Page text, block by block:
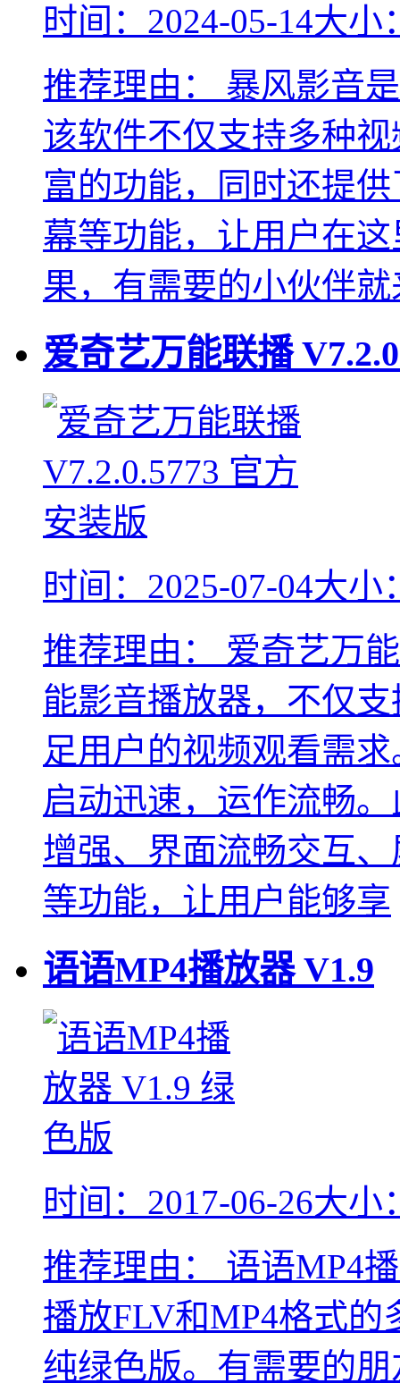
时间：2024-05-14大小
推荐理由：
暴风影音
该软件不仅支持多种
富的功能，同时还提
幕等功能，让用户在
果，有需要的小伙伴
爱奇艺万能联播
时间：2025-07-04大小
推荐理由：
爱奇艺万
能影音播放器，不仅
足用户的视频观看需
启动迅速，运作流畅
增强、界面流畅交互
等功能，让用户能够享
语语MP4播放器V1.9
时间：2017-06-26大小
推荐理由：
语语MP4
播放FLV和MP4格式
纯绿色版。有需要的